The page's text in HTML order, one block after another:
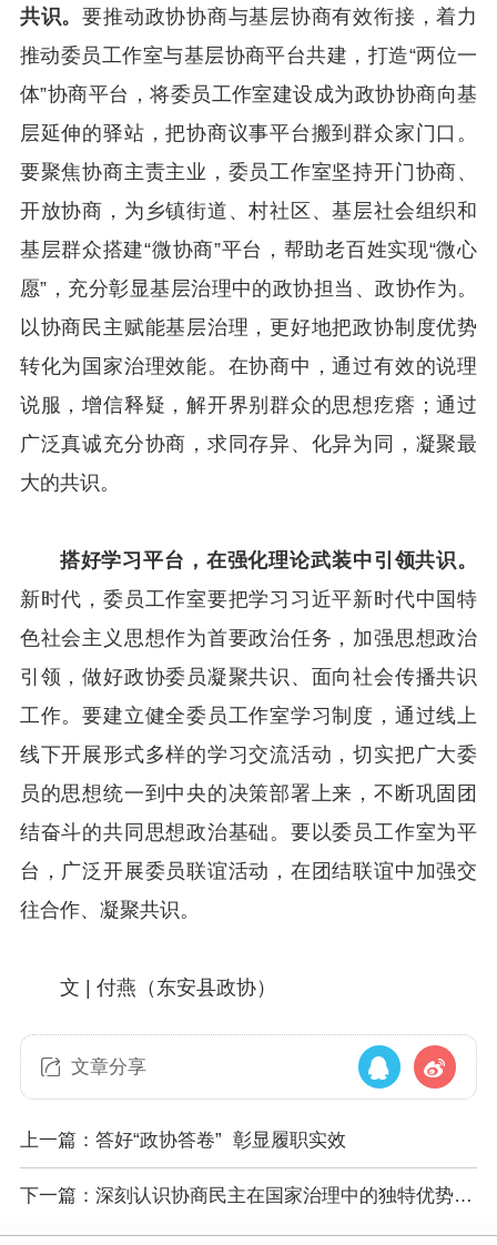
共识。要推动政协协商与基层协商有效衔接，着力
推动委员工作室与基层协商平台共建，打造“两位一
体”协商平台，将委员工作室建设成为政协协商向基
层延伸的驿站，把协商议事平台搬到群众家门口。
要聚焦协商主责主业，委员工作室坚持开门协商、
开放协商，为乡镇街道、村社区、基层社会组织和
基层群众搭建“微协商”平台，帮助老百姓实现“微心
愿”，充分彰显基层治理中的政协担当、政协作为。
以协商民主赋能基层治理，更好地把政协制度优势
转化为国家治理效能。在协商中，通过有效的说理
说服，增信释疑，解开界别群众的思想疙瘩；通过
广泛真诚充分协商，求同存异、化异为同，凝聚最
大的共识。
搭好学习平台，在强化理论武装中引领共识。
新时代，委员工作室要把学习习近平新时代中国特
色社会主义思想作为首要政治任务，加强思想政治
引领，做好政协委员凝聚共识、面向社会传播共识
工作。要建立健全委员工作室学习制度，通过线上
线下开展形式多样的学习交流活动，切实把广大委
员的思想统一到中央的决策部署上来，不断巩固团
结奋斗的共同思想政治基础。要以委员工作室为平
台，广泛开展委员联谊活动，在团结联谊中加强交
往合作、凝聚共识。
文 | 付燕（ 东安县政协）
文章分享
上一篇：​答好“政协答卷” 彰显履职实效
下一篇：深刻认识协商民主在国家治理中的独特优势丨